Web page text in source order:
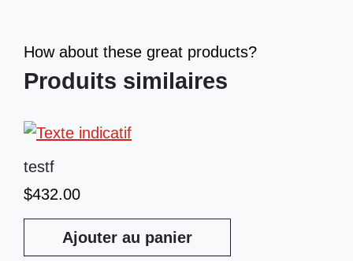
How about these great products?
Produits similaires
testf
$432.00
Ajouter au panier